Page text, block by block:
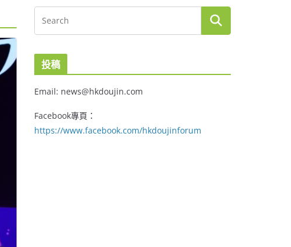
投稿
Email: news@hkdoujin.com
Facebook專頁：
https://www.facebook.com/hkdoujinforum